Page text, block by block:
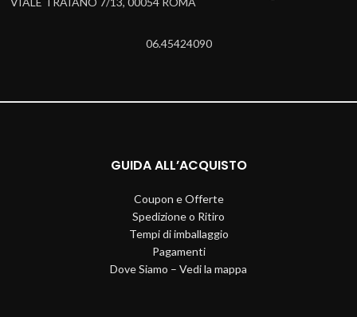
06.45424090
GUIDA ALL’ACQUISTO
Coupon e Offerte
Spedizione o Ritiro
Tempi di imballaggio
Pagamenti
Dove Siamo – Vedi la mappa